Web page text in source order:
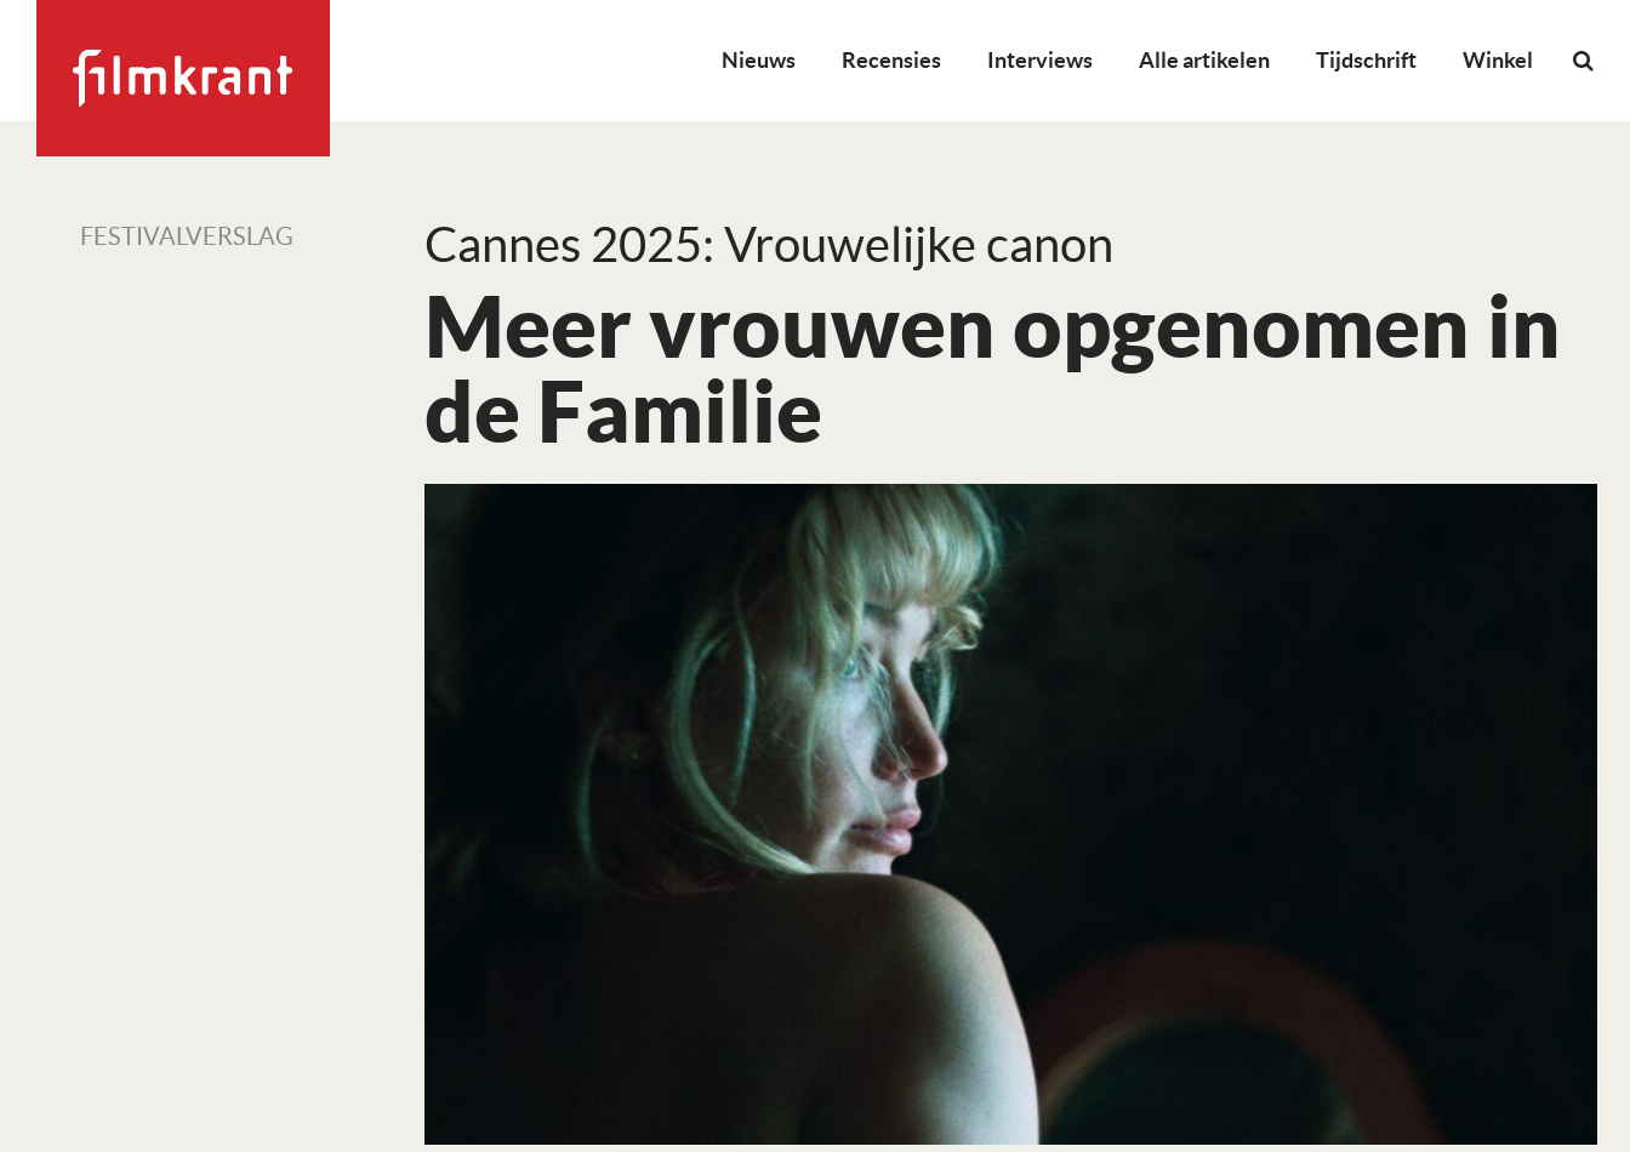
Nieuws Recensies Interviews Alle artikelen Tijdschrift Winkel
FESTIVALVERSLAG Cannes 2025: Vrouwelijke canon
Meer vrouwen opgenomen in
de Familie